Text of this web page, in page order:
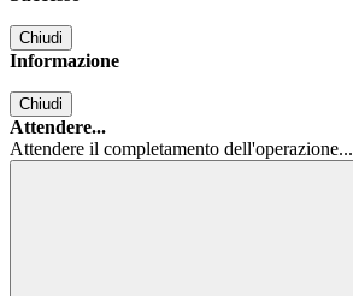
Chiudi
Informazione
Chiudi
Attendere...
Attendere il completamento dell'operazione...